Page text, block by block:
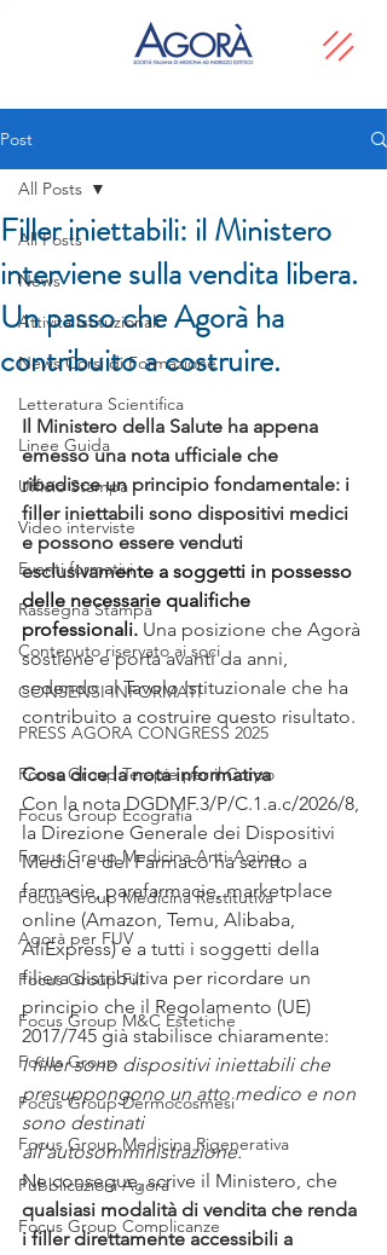
Post
All Posts
News
Attività Istituzionali
News Corsi di Formazione
Letteratura Scientifica
Linee Guida
Ufficio Stampa
Video interviste
Eventi formativi
Rassegna Stampa
Contenuto riservato ai soci
CONSENSI INFORMATI
PRESS AGORA CONGRESS 2025
Focus Group Terapie per il Corpo
Focus Group Ecografia
Focus Group Medicina Anti-Aging
Focus Group Medicina Restitutiva
Agorà per FUV
Focus Group Fili
Focus Group M&C Estetiche
Focus Group
Focus Group Dermocosmesi
Focus Group Medicina Rigenerativa
Pubblicazioni Agorà
Focus Group Complicanze
All Posts
Filler iniettabili: il Ministero
interviene sulla vendita libera.
Un passo che Agorà ha
contribuito a costruire.
Il Ministero della Salute ha appena
emesso una nota ufficiale che
ribadisce un principio fondamentale: i
filler iniettabili sono dispositivi medici
e possono essere venduti
esclusivamente a soggetti in possesso
delle necessarie qualifiche
professionali. Una posizione che Agorà
sostiene e porta avanti da anni,
sedendo al Tavolo Istituzionale che ha
contribuito a costruire questo risultato.
Cosa dice la nota informativa
Con la nota DGDMF.3/P/C.1.a.c/2026/8,
la Direzione Generale dei Dispositivi
Medici e del Farmaco ha scritto a
farmacie, parafarmacie, marketplace
online (Amazon, Temu, Alibaba,
AliExpress) e a tutti i soggetti della
filiera distributiva per ricordare un
principio che il Regolamento (UE)
2017/745 già stabilisce chiaramente:
I filler sono dispositivi iniettabili che
presuppongono un atto medico e non
sono destinati
all'autosomministrazione.
Ne consegue, scrive il Ministero, che
qualsiasi modalità di vendita che renda
i filler direttamente accessibili a